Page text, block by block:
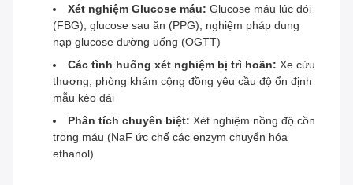
Xét nghiệm Glucose máu: Glucose máu lúc đói
(FBG), glucose sau ăn (PPG), nghiệm pháp dung
nạp glucose đường uống (OGTT)
Các tình huống xét nghiệm bị trì hoãn: Xe cứu
thương, phòng khám cộng đồng yêu cầu độ ổn định
mẫu kéo dài
Phân tích chuyên biệt: Xét nghiệm nồng độ cồn
trong máu (NaF ức chế các enzym chuyển hóa
ethanol)